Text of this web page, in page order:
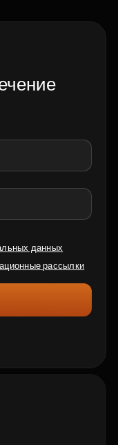
данных
рассылки